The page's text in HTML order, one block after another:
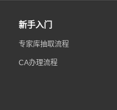
新手入门
专家库抽取流程
CA办理流程